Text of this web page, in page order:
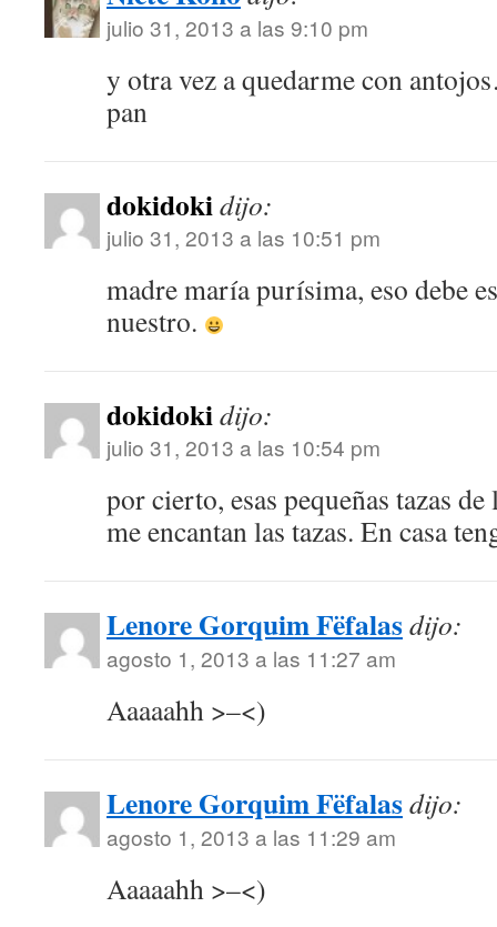
julio 31, 2013 a las 9:10 pm
y otra vez a quedarme con
pan
dokidokidijo:
julio 31, 2013 a las 10:51 pm
madre maría purísima, eso debe
nuestro.
dokidokidijo:
julio 31, 2013 a las 10:54 pm
por cierto, esas pequeñas tazas
me encantan las tazas. En casa
Lenore Gorquim Fëfalasdijo:
agosto 1, 2013 a las 11:27 am
Aaaaahh >–<)
Lenore Gorquim Fëfalasdijo:
agosto 1, 2013 a las 11:29 am
Aaaaahh >–<)